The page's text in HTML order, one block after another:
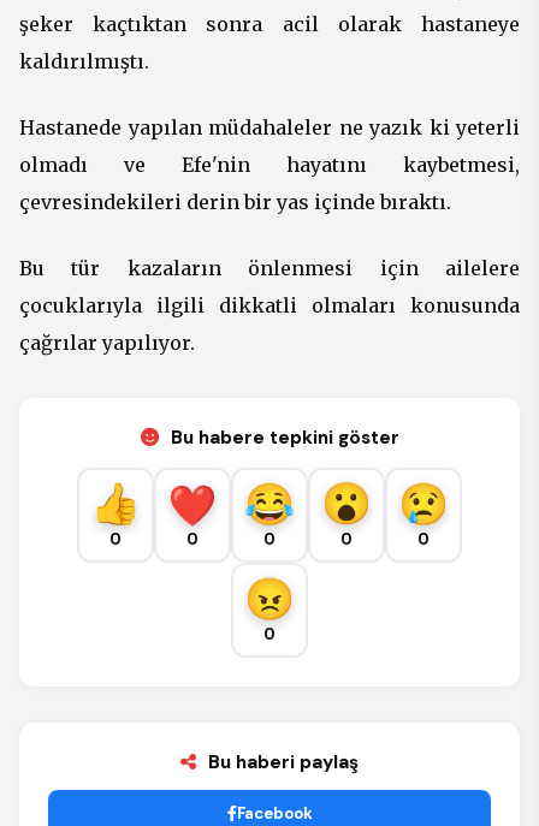
şeker kaçtıktan sonra acil olarak hastaneye
kaldırılmıştı.
Hastanede yapılan müdahaleler ne yazık ki yeterli
olmadı ve Efe'nin hayatını kaybetmesi,
çevresindekileri derin bir yas içinde bıraktı.
Bu tür kazaların önlenmesi için ailelere
çocuklarıyla ilgili dikkatli olmaları konusunda
çağrılar yapılıyor.
Bu habere tepkini göster
0 0 0 0 0
0
Bu haberi paylaş
Facebook